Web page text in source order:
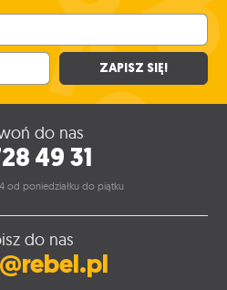
ZAPISZ SIĘ!
do nas
49 31
od poniedziałku do piątku
do nas